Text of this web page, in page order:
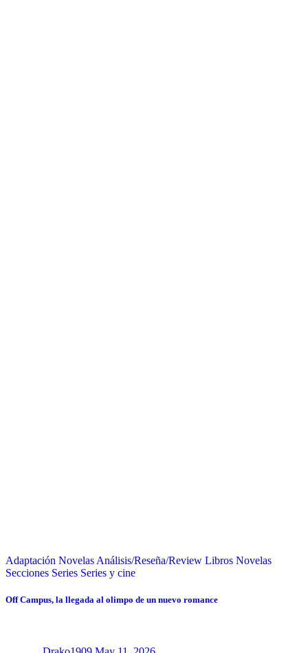
Adaptación Novelas Análisis/Reseña/Review Libros Novelas
Secciones Series Series y cine
Off Campus, la llegada al olimpo de un nuevo romance